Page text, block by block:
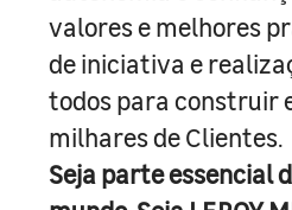
valores e melhores
de iniciativa e
todos para construir
milhares de Clientes.
Seja parte essencial